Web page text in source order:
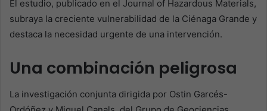
El estudio, publicado en el Journal of Hazardous Materials,
subraya la creciente vulnerabilidad de la Ciénaga Grande y
destaca la necesidad urgente de una intervención.
Una combinación peligrosa
La investigación conjunta dirigida por Ostin Garcés-